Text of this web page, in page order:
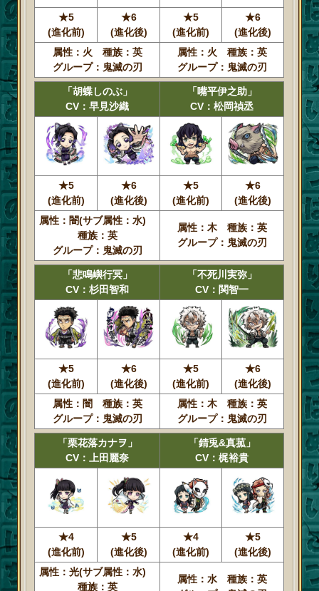
★5
(進化前)
★6
(進化後)
★5
(進化前)
★6
(進化後)
属性：火 種族：英
グループ：鬼滅の刃
属性：火 種族：英
グループ：鬼滅の刃
「胡蝶しのぶ」
CV：早見沙織
「嘴平伊之助」
CV：松岡禎丞
★5
(進化前)
★6
(進化後)
★5
(進化前)
★6
(進化後)
属性：闇(サブ属性：水)
種族：英
グループ：鬼滅の刃
属性：木 種族：英
グループ：鬼滅の刃
「悲鳴嶼行冥」
CV：杉田智和
「不死川実弥」
CV：関智一
★5
(進化前)
★6
(進化後)
★5
(進化前)
★6
(進化後)
属性：闇 種族：英
グループ：鬼滅の刃
属性：木 種族：英
グループ：鬼滅の刃
「栗花落カナヲ」
CV：上田麗奈
「錆兎&真菰」
CV：梶裕貴
★4
(進化前)
★5
(進化後)
★4
(進化前)
★5
(進化後)
属性：光(サブ属性：水)
種族：英
属性：水 種族：英